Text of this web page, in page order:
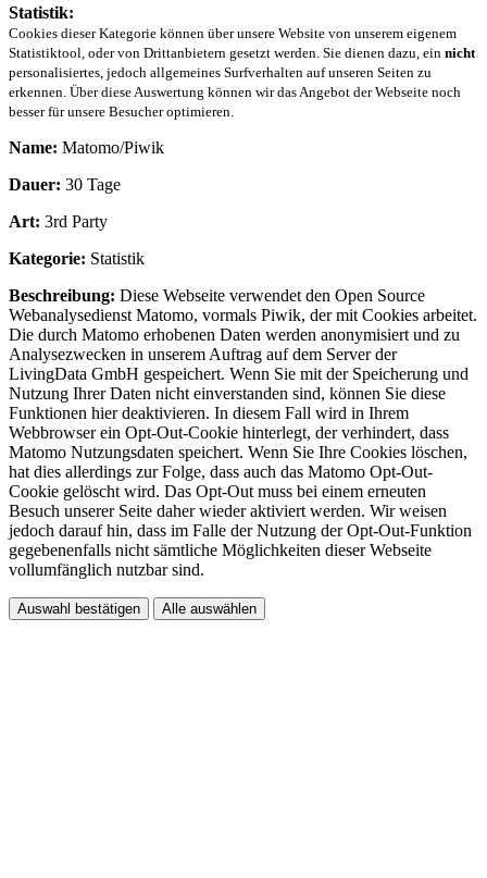
Statistik:
Cookies dieser Kategorie können über unsere Website von unserem eigenem
Statistiktool, oder von Drittanbietern gesetzt werden. Sie dienen dazu, ein nicht
personalisiertes, jedoch allgemeines Surfverhalten auf unseren Seiten zu
erkennen. Über diese Auswertung können wir das Angebot der Webseite noch
besser für unsere Besucher optimieren.
Name: Matomo/Piwik
Dauer: 30 Tage
Art: 3rd Party
Kategorie: Statistik
Beschreibung: Diese Webseite verwendet den Open Source
Webanalysedienst Matomo, vormals Piwik, der mit Cookies arbeitet.
Die durch Matomo erhobenen Daten werden anonymisiert und zu
Analysezwecken in unserem Auftrag auf dem Server der
LivingData GmbH gespeichert. Wenn Sie mit der Speicherung und
Nutzung Ihrer Daten nicht einverstanden sind, können Sie diese
Funktionen hier deaktivieren. In diesem Fall wird in Ihrem
Webbrowser ein Opt-Out-Cookie hinterlegt, der verhindert, dass
Matomo Nutzungsdaten speichert. Wenn Sie Ihre Cookies löschen,
hat dies allerdings zur Folge, dass auch das Matomo Opt-Out-
Cookie gelöscht wird. Das Opt-Out muss bei einem erneuten
Besuch unserer Seite daher wieder aktiviert werden. Wir weisen
jedoch darauf hin, dass im Falle der Nutzung der Opt-Out-Funktion
gegebenenfalls nicht sämtliche Möglichkeiten dieser Webseite
vollumfänglich nutzbar sind.
Auswahl bestätigen Alle auswählen